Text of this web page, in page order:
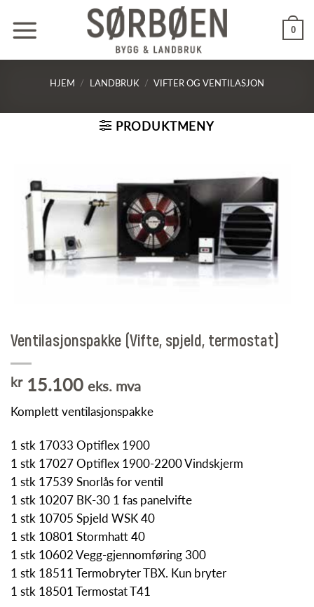
0
HJEM / LANDBRUK / VIFTER OG VENTILASJON
PRODUKTMENY
Ventilasjonspakke (Vifte, spjeld, termostat)
kr15.100 eks. mva
Komplett ventilasjonspakke
1 stk 17033 Optiflex 1900
1 stk 17027 Optiflex 1900-2200 Vindskjerm
1 stk 17539 Snorlås for ventil
1 stk 10207 BK-30 1 fas panelvifte
1 stk 10705 Spjeld WSK 40
1 stk 10801 Stormhatt 40
1 stk 10602 Vegg-gjennomføring 300
1 stk 18511 Termobryter TBX. Kun bryter
1 stk 18501 Termostat T41